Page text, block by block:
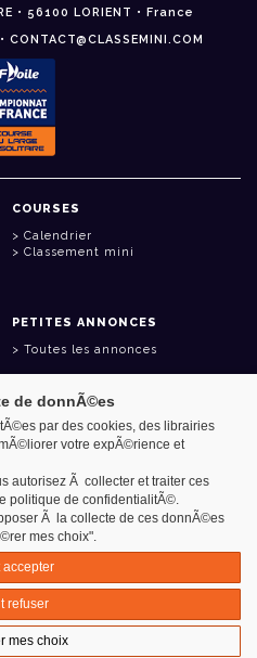
• 56100 LORIENT • France
COURSES
Calendrier
Classement mini
PETITES ANNONCES
Toutes les annonces
solutions numériques
légales
de donnÃ©es
par des cookies, des librairies
votre expÃ©rience et
autorisez Ã collecter et traiter ces
politique de confidentialitÃ©.
Ã la collecte de ces donnÃ©es
mes choix".
accepter
refuser
mes choix